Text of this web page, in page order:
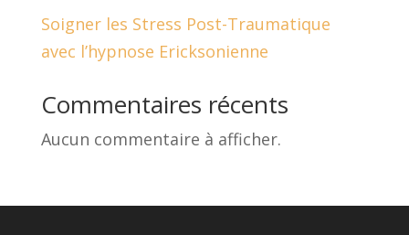
Soigner les Stress Post-Traumatique
avec l’hypnose Ericksonienne
Commentaires récents
Aucun commentaire à afficher.